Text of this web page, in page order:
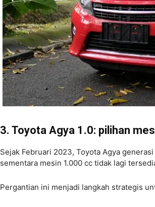
3. Toyota Agya 1.0: pilihan
Sejak Februari 2023, Toyota Agya
sementara mesin 1.000 cc tidak lagi
Pergantian ini menjadi langkah strategis